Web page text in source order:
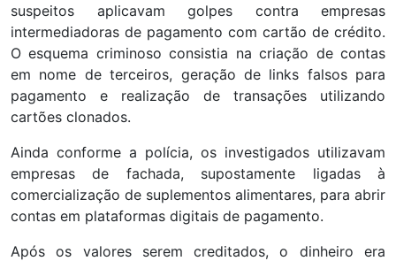
suspeitos aplicavam golpes contra empresas
intermediadoras de pagamento com cartão de crédito.
O esquema criminoso consistia na criação de contas
em nome de terceiros, geração de links falsos para
pagamento e realização de transações utilizando
cartões clonados.
Ainda conforme a polícia, os investigados utilizavam
empresas de fachada, supostamente ligadas à
comercialização de suplementos alimentares, para abrir
contas em plataformas digitais de pagamento.
Após os valores serem creditados, o dinheiro era